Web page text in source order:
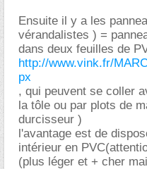
Ensuite il y a les
vérandalistes ) =
dans deux feuilles de
http://www.vink.fr/
px
, qui peuvent se coller
la tôle ou par plots de
durcisseur )
l'avantage est de
intérieur en
(plus léger et + cher